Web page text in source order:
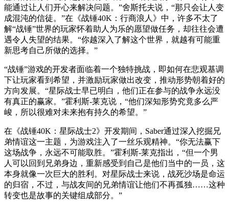
能通过让人们开心来解决问题。”舍斯托夫说，“那只会让人变
成混沌的信徒。”在《战锤40K：行商浪人》中，许多不太了
解“战锤”世界的玩家怀着助人为乐的愿望做任务，却往往会遭
遇令人失望的结果。“你越深入了解这个世界，就越有可能重
新思考自己所做的选择。”
“战锤”游戏的开发者面临着一个独特挑战，即如何在悲观基调
下让玩家看到希望，并激励玩家做出改变，推动形势朝着好的
方向发展。“星际战士早已明白，他们正在参与的战争永远没
有真正的赢家。”霍利斯-莱克说，“他们深知形势究竟多么严
峻，所以很难对未来抱有持久的希望。”
在《战锤40K：星际战士2》开发期间，Saber通过深入挖掘兄
弟情谊这一主题，为游戏注入了一丝乐观精神。“你无法赢下
这场战争，永远不可能取胜。”霍利斯-莱克指出，“但一个男
人可以回到兄弟身边，重新感受到自己是他们当中的一员，这
本身就像一次巨大的胜利。对星际战士来说，战死沙场是命运
的归宿，不过，与战友间的兄弟情谊让他们不再孤独……这种
转变也是故事的关键组成部分。”